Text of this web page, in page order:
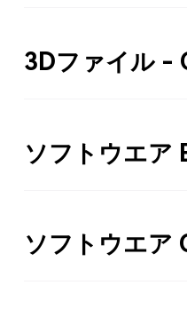
3Dファイル -
ソフトウエア
ソフトウエア